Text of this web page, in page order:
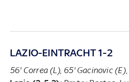
LAZIO-EINTRACHT 1-2
56' Correa (L), 65' Gacinovic